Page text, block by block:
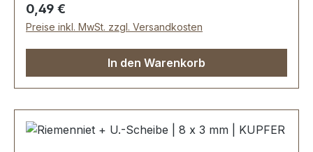
Regulärer Preis:
0,49 €
Preise inkl. MwSt. zzgl. Versandkosten
In den Warenkorb